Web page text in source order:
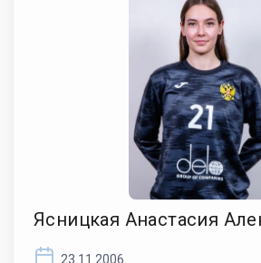
Ясницкая Анастасия
23.11.2006